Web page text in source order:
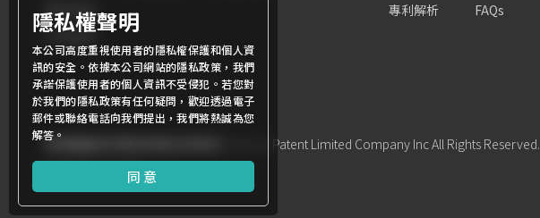
團隊組織
世界客群
專利解析
FAQs
商標權屬世界專利有限公司所有
© World Patent Limited Company Inc All Rights Reserved.
Design by Julyinfo.
隱私權聲明
本公司高度重視使用者的隱私權保護和個人資
訊的安全。依據本公司網站的隱私政策，我們
承諾保護使用者的個人資訊不受侵犯。若您對
於我們的隱私政策有任何疑問，歡迎透過電子
郵件或聯絡電話向我們提出，我們將熱誠為您
解答。
同意